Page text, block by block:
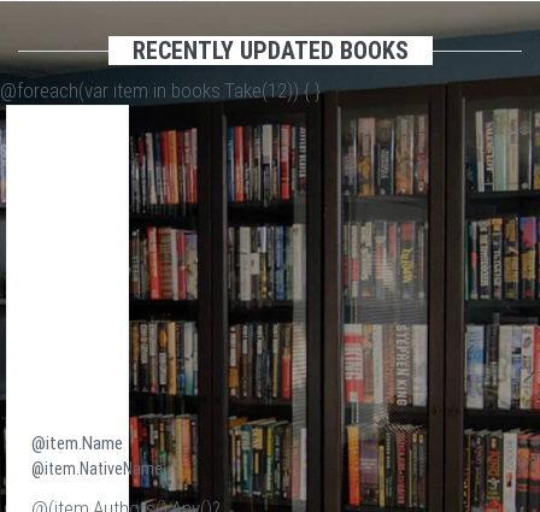
RECENTLY UPDATED BOOKS
@foreach(var item in books.Take(12)) {}
@item.Name
@item.NativeName